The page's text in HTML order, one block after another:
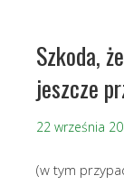
Szkoda,
jeszcze
22 września
(w tym